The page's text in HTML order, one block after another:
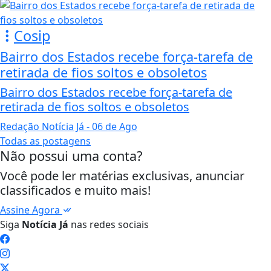
Cosip
Bairro dos Estados recebe força-tarefa de
retirada de fios soltos e obsoletos
Bairro dos Estados recebe força-tarefa de
retirada de fios soltos e obsoletos
Redação Notícia Já - 06 de Ago
Todas as postagens
Não possui uma conta?
Você pode ler matérias exclusivas, anunciar
classificados e muito mais!
Assine Agora
Siga Notícia Já nas redes sociais